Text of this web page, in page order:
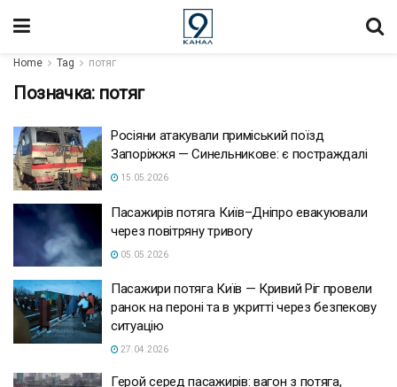
Home Tag потяг
Позначка: потяг
Росіяни атакували приміський поїзд
Запоріжжя — Синельникове: є постраждалі
15.05.2026
Пасажирів потяга Київ–Дніпро евакуювали
через повітряну тривогу
05.05.2026
Пасажири потяга Київ — Кривий Ріг провели
ранок на пероні та в укритті через безпекову
ситуацію
27.04.2026
Герой серед пасажирів: вагон з потяга,